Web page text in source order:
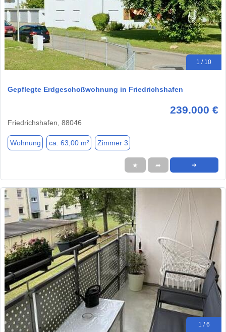
1 / 10
Gepflegte Erdgeschoßwohnung in Friedrichshafen
239.000 €
Friedrichshafen, 88046
Wohnung ca. 63,00 m² Zimmer 3
★ ➦ ➜
1 / 6